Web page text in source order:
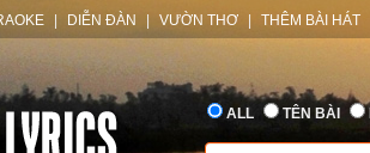
DIỄN ĐÀN VƯỜN THƠ THÊM BÀI HÁT
ALL TÊN BÀI